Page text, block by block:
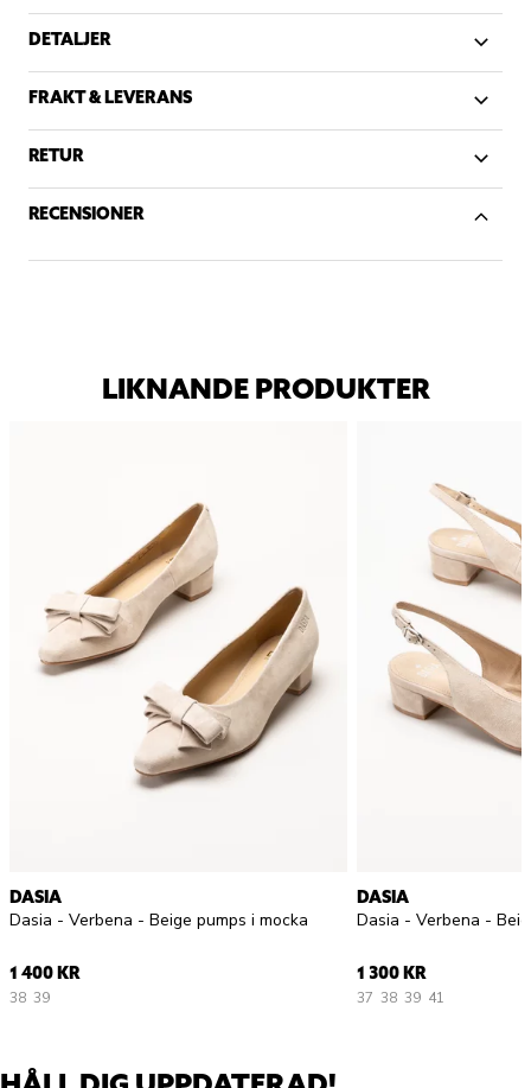
DETALJER
FRAKT & LEVERANS
RETUR
RECENSIONER
LIKNANDE PRODUKTER
DASIA
Dasia - Verbena - Beige pumps i mocka
1 400 KR
38 39
DASIA
1 300 KR
37 38 39 41